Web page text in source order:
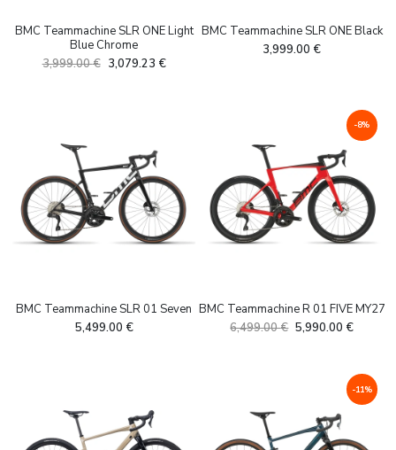
BMC Teammachine SLR ONE Light
Blue Chrome
3,999.00€ 3,079.23 €
BMC Teammachine SLR ONE Black
3,999.00 €
BMC Teammachine SLR 01 Seven
5,499.00 €
-8%
BMC Teammachine R 01 FIVE MY27
6,499.00€ Algne
6,499.00 €.
5,990.00 €Current
-11%